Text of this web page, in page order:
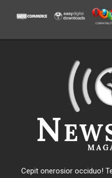
Cepit onerosior occiduo!